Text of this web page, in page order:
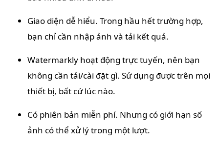
Giao diện dễ hiểu. Trong hầu hết trường hợp,
bạn chỉ cần nhập ảnh và tải kết quả.
Watermarkly hoạt động trực tuyến, nên bạn
không cần tải/cài đặt gì. Sử dụng được trên mọi
thiết bị, bất cứ lúc nào.
Có phiên bản miễn phí. Nhưng có giới hạn số
ảnh có thể xử lý trong một lượt.